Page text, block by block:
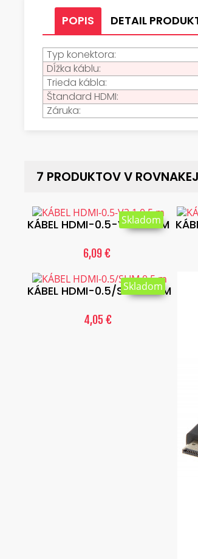
POPIS DETAIL
Typ konektora:
Dĺžka káblu:
Trieda kábla:
Štandard HDMI:
Záruka:
7 PRODUKTOV V
KÁBEL HDMI-0.5-V2.1 0.5 M
6,09 €
Skladom
KÁBEL HDMI-0.5/SLIM 0.5 M
4,05 €
Skladom